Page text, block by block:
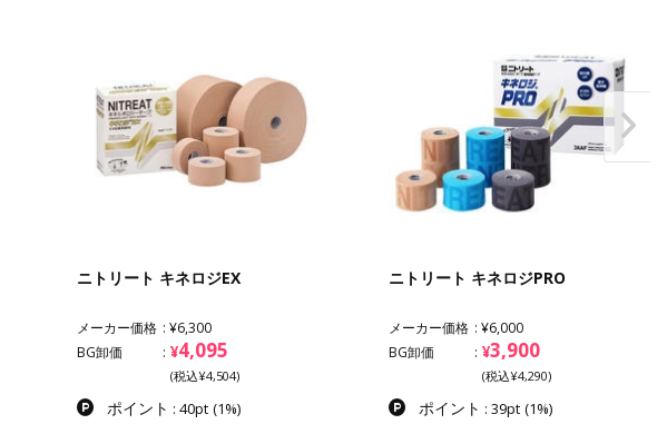
ニトリート キネロジEX
メーカー価格
¥6,300
BG卸価
¥4,095
(税込¥4,504)
ポイント : 40pt (1%)
ニトリート キネロジPRO
メーカー価格
¥6,000
BG卸価
¥3,900
(税込¥4,290)
ポイント : 39pt (1%)